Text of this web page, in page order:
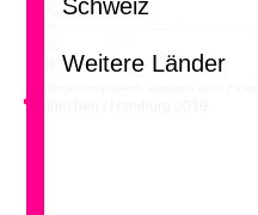
Ullrich Schwarz (Hg), «neue
<